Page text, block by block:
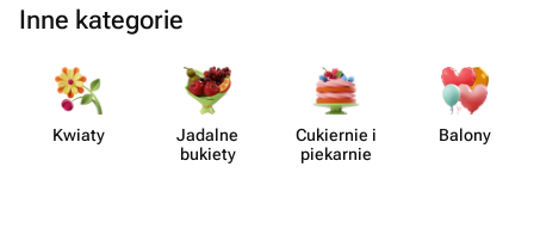
Inne kategorie
Kwiaty
Jadalne
bukiety
Cukiernie i
piekarnie
Balony